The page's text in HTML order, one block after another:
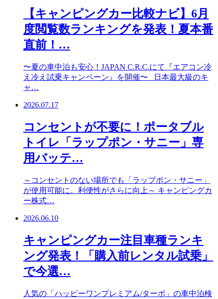
【キャンピングカー比較ナビ】6月
度閲覧数ランキングを発表！夏本番
直前！…
〜夏の車中泊も安心！JAPAN C.R.C.にて『エアコン冷
え冷え試乗キャンペーン』を開催〜 日本最大級のキ
ャ…
2026.07.17
コンセントが不要に！ポータブル
トイレ「ラップポン・サニー」専
用バッテ…
～コンセントのない場所でも「ラップポン・サニー」
が使用可能に。利便性がさらに向上～ キャンピングカ
ー株式…
2026.06.10
キャンピングカー注目車種ランキ
ング発表！「購入前レンタル試乗」
で今選…
人気の「ハッピーワンプレミアム/ターボ」の車中泊検